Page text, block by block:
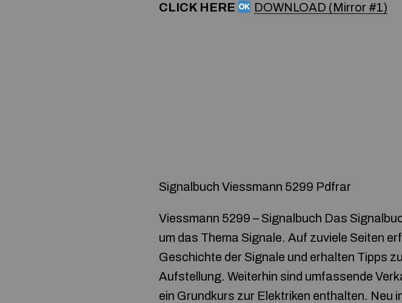
CLICK HERE DOWNLOAD (Mirror #1)
Signalbuch Viessmann 5299 Pdfrar
Viessmann 5299 – Signalbuch Das
um das Thema Signale. Auf zuviele Seiten
Geschichte der Signale und erhalten Tipps
Aufstellung. Weiterhin sind umfassende
ein Grundkurs zur Elektriken enthalten. Neu